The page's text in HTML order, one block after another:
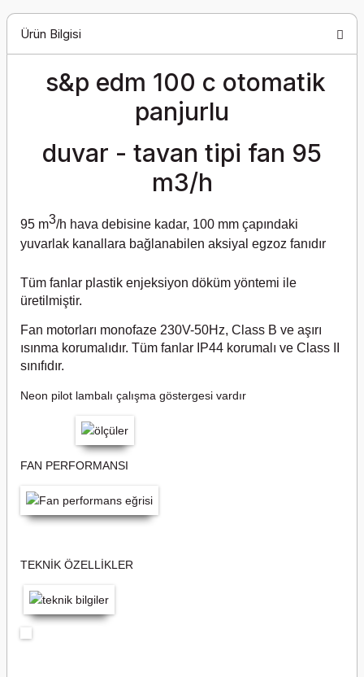
Ürün Bilgisi
s&p edm 100 c otomatik
panjurlu
duvar - tavan tipi fan 95
m3/h
95 m3/h hava debisine kadar, 100 mm çapındaki
yuvarlak kanallara bağlanabilen aksiyal egzoz fanıdır
Tüm fanlar plastik enjeksiyon döküm yöntemi ile
üretilmiştir.
Fan motorları monofaze 230V-50Hz, Class B ve aşırı
ısınma korumalıdır. Tüm fanlar IP44 korumalı ve Class II
sınıfıdır.
Neon pilot lambalı çalışma göstergesi vardır
FAN PERFORMANSI
TEKNİK ÖZELLİKLER